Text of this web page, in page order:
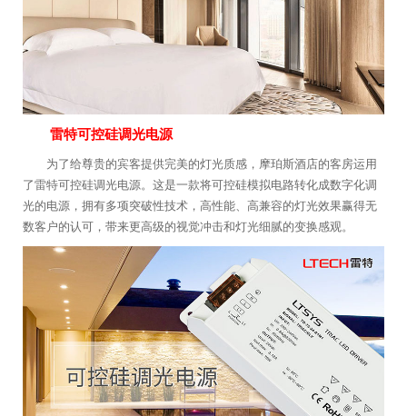
雷特可控硅调光电源
为了给尊贵的宾客提供完美的灯光质感，摩珀斯酒店的客房运用
了雷特可控硅调光电源。这是一款将可控硅模拟电路转化成数字化调
光的电源，拥有多项突破性技术，高性能、高兼容的灯光效果赢得无
数客户的认可，带来更高级的视觉冲击和灯光细腻的变换感观。